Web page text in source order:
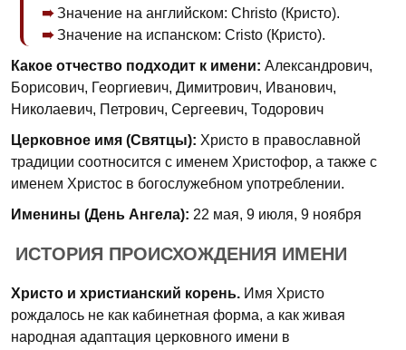
Значение на английском: Christo (Кристо).
Значение на испанском: Cristo (Кристо).
Какое отчество подходит к имени: Александрович,
Борисович, Георгиевич, Димитрович, Иванович,
Николаевич, Петрович, Сергеевич, Тодорович
Церковное имя (Святцы): Христо в православной
традиции соотносится с именем Христофор, а также с
именем Христос в богослужебном употреблении.
Именины (День Ангела): 22 мая, 9 июля, 9 ноября
ИСТОРИЯ ПРОИСХОЖДЕНИЯ ИМЕНИ
Христо и христианский корень. Имя Христо
рождалось не как кабинетная форма, а как живая
народная адаптация церковного имени в